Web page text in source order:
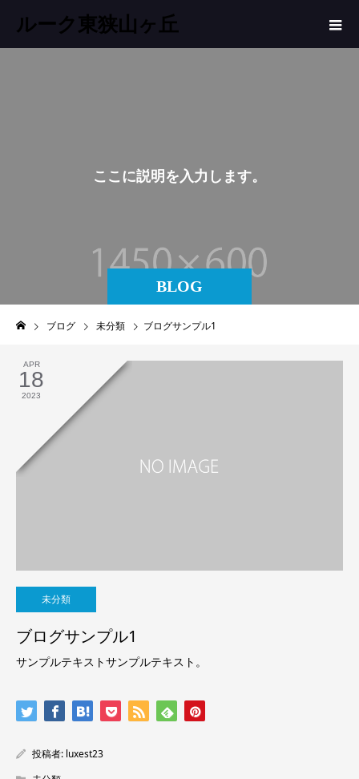
ルーク東狭山ヶ丘
BLOG
こ こ に説明 を 入 力 し ま す。
ブログ 未分類 ブログサンプル1
APR
18
2023
未分類
ブログサンプル1
サンプルテキストサンプルテキスト。
投稿者: luxest23